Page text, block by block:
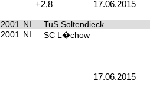
+2,8 17.06.2015
2001 NI TuS Soltendieck
2001 NI SC L�chow
17.06.2015